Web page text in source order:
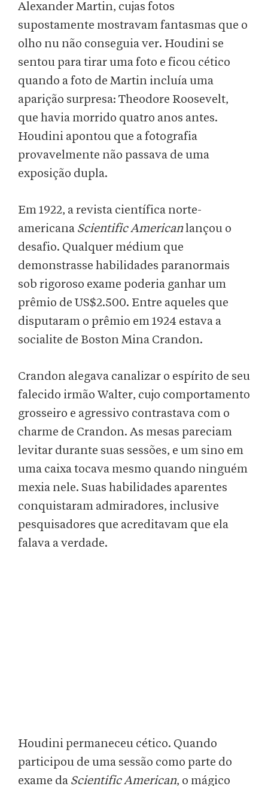
Alexander Martin, cujas fotos
supostamente mostravam fantasmas que o
olho nu não conseguia ver. Houdini se
sentou para tirar uma foto e ficou cético
quando a foto de Martin incluía uma
aparição surpresa: Theodore Roosevelt,
que havia morrido quatro anos antes.
Houdini apontou que a fotografia
provavelmente não passava de uma
exposição dupla.
Em 1922, a revista científica norte-
americana Scientific Americanlançou o
desafio. Qualquer médium que
demonstrasse habilidades paranormais
sob rigoroso exame poderia ganhar um
prêmio de US$2.500. Entre aqueles que
disputaram o prêmio em 1924 estava a
socialite de Boston Mina Crandon.
Crandon alegava canalizar o espírito de seu
falecido irmão Walter, cujo comportamento
grosseiro e agressivo contrastava com o
charme de Crandon. As mesas pareciam
levitar durante suas sessões, e um sino em
uma caixa tocava mesmo quando ninguém
mexia nele. Suas habilidades aparentes
conquistaram admiradores, inclusive
pesquisadores que acreditavam que ela
falava a verdade.
Houdini permaneceu cético. Quando
participou de uma sessão como parte do
exame da Scientific American, o mágico